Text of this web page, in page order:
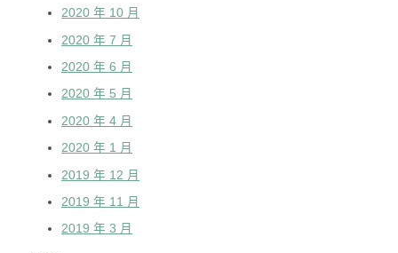
2020 年 10 月
2020 年 7 月
2020 年 6 月
2020 年 5 月
2020 年 4 月
2020 年 1 月
2019 年 12 月
2019 年 11 月
2019 年 3 月